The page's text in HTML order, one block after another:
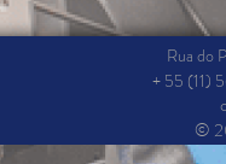
Rua do
+ 55 (11)
©